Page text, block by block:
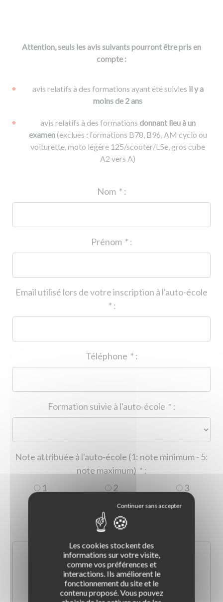
Attention, seuls les avis suivants pourront être pris en
compte :
avis relatifs à des formations ayant été suivies il y a
moins de 2 ans
avis relatifs à des formations donnant lieu à un
examen(exclues : formations B78, B96, AM cyclo ou
voiturette, moto légère 125/scooter/L5e, gros cube
A2 vers A)
* :
* :
Email utilisé lors de votre inscription à l'auto-école
* :
* :
* :
Note attribuée à l'auto-école (1: note minimum - 5:
* :
1
2
3
5
Les cookies stockent des
informations sur votre visite,
comme vos préférences et
interactions. Ils améliorent le
fonctionnement du site et le
contenu proposé. Vous pouvez